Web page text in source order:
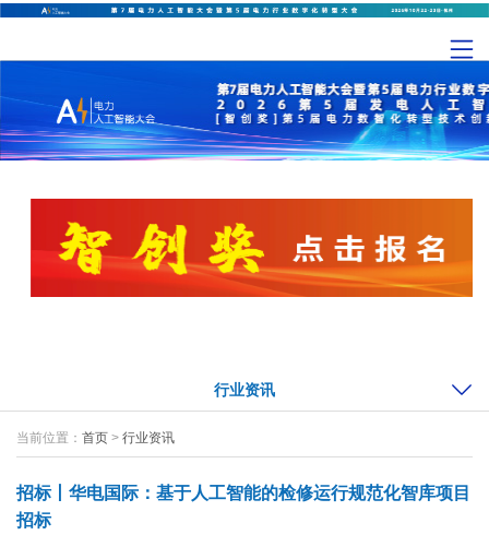
行业资讯
当前位置： 首页 > 行业资讯
招标丨华电国际：基于人工智能的检修运行规范化智库项目
招标